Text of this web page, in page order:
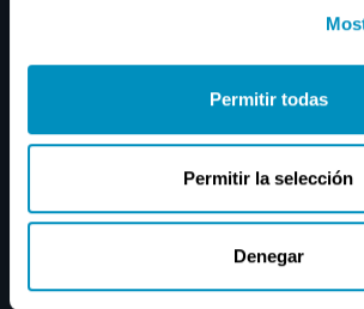
Permitir todas
Permitir la selección
Denegar
Dónde
Conde de Aranda nº 20